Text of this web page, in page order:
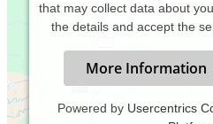
that may collect data about
the details and accept the
More Information
Powered by Usercentrics